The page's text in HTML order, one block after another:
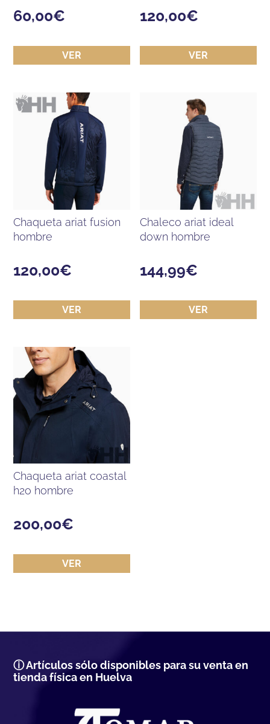
60,00€
VER
120,00€
VER
chaqueta ariat fusion
hombre
120,00€
VER
chaleco ariat ideal
down hombre
144,99€
VER
chaqueta ariat coastal
h2o hombre
200,00€
VER
ⓘ Artículos sólo disponibles para su venta en
tienda física en Huelva